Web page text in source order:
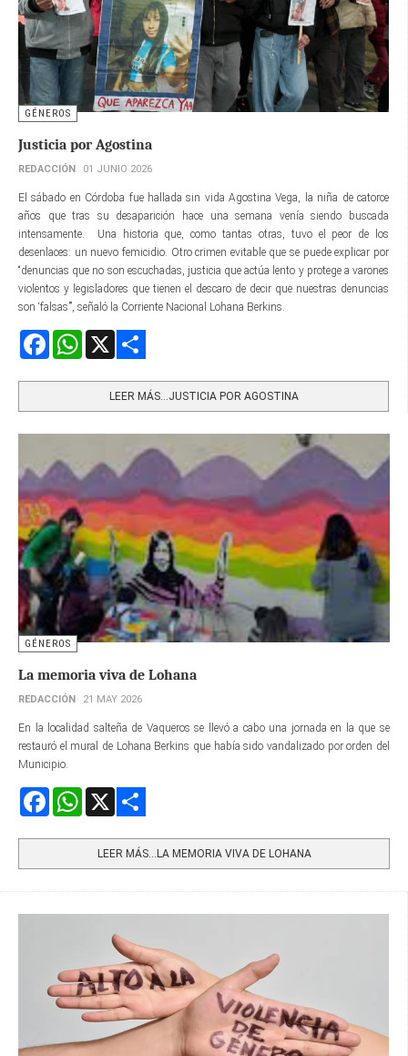
GÉNEROS
Justicia por Agostina
REDACCIÓN 01 JUNIO 2026
El sábado en Córdoba fue hallada sin vida Agostina Vega, la niña de catorce
años que tras su desaparición hace una semana venía siendo buscada
intensamente. Una historia que, como tantas otras, tuvo el peor de los
desenlaces: un nuevo femicidio. Otro crimen evitable que se puede explicar por
“denuncias que no son escuchadas, justicia que actúa lento y protege a varones
violentos y legisladores que tienen el descaro de decir que nuestras denuncias
son ‘falsas’”, señaló la Corriente Nacional Lohana Berkins.
FacebookWhatsApp
LEER MÁS…JUSTICIA POR AGOSTINA
GÉNEROS
La memoria viva de Lohana
REDACCIÓN 21 MAY 2026
En la localidad salteña de Vaqueros se llevó a cabo una jornada en la que se
restauró el mural de Lohana Berkins que había sido vandalizado por orden del
Municipio.
FacebookWhatsApp
LEER MÁS…LA MEMORIA VIVA DE LOHANA